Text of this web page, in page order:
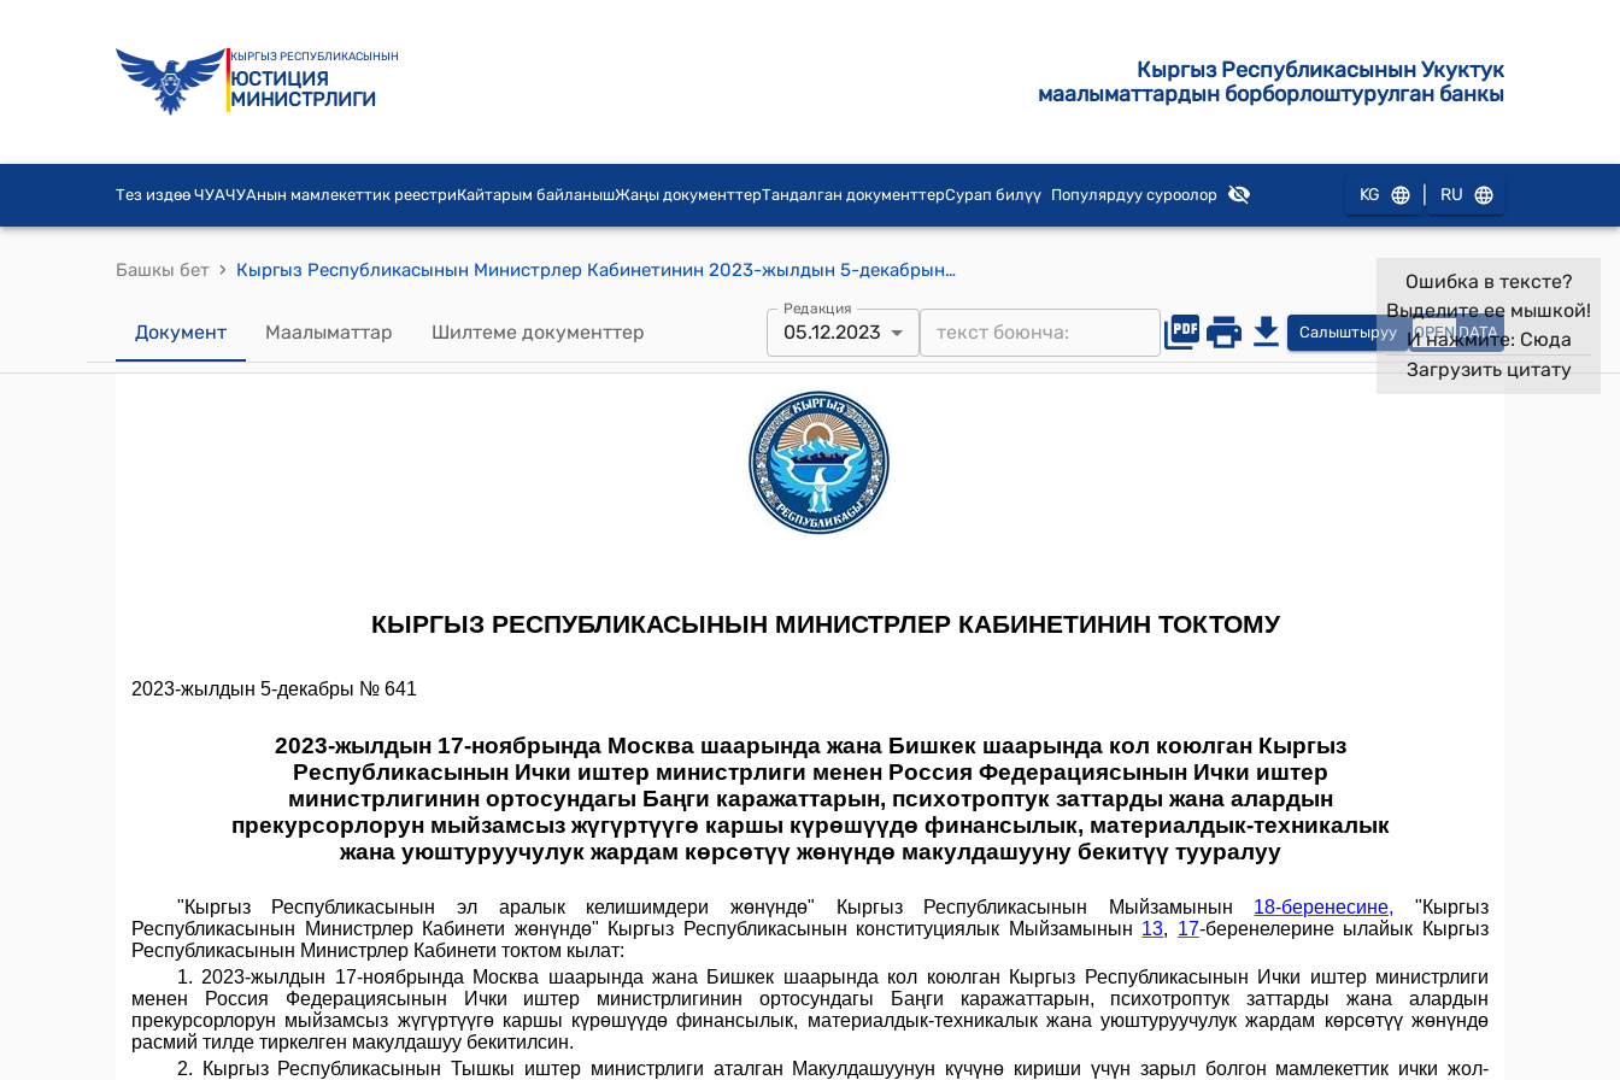
КЫРГЫЗ РЕСПУБЛИКАСЫНЫН
ЮСТИЦИЯ
МИНИСТРЛИГИ
Кыргыз Республикасынын Укуктук
маалыматтардын борборлоштурулган банкы
Тез издөө ЧУАЧУАнын мамлекеттик реестриКайтарым байланышЖаңы документтерТандалган документтерСурап билүү Популярдуу суроолор KG RU
Башкы бет › Кыргыз Республикасынын Министрлер Кабинетинин 2023-жылдын 5-декабрындагы № 641 "2023-жылдын 17-ноябрында Москва шаарында жана Бишкек шаарында кол коюлган Кыргыз Республикасынын Ички иштер министрлиги менен Россия Федерациясынын Ички иштер министрлигинин ортосундагы Баңги каражаттарын, психотроптук заттарды жана алардын прекурсорлорун мыйзамсыз жүгүртүүгө каршы күрөшүүдө финансылык, материалдык-техникалык жана уюштуруучулук жардам көрсөтүү жөнүндө макулдашууну бекитүү тууралуу" токтому
Документ Маалыматтар Шилтеме документтер
Редакция
05.12.2023 Салыштыруу OPEN DATA
Ошибка в тексте?
Выделите ее мышкой!
И нажмите: Сюда
Загрузить цитату